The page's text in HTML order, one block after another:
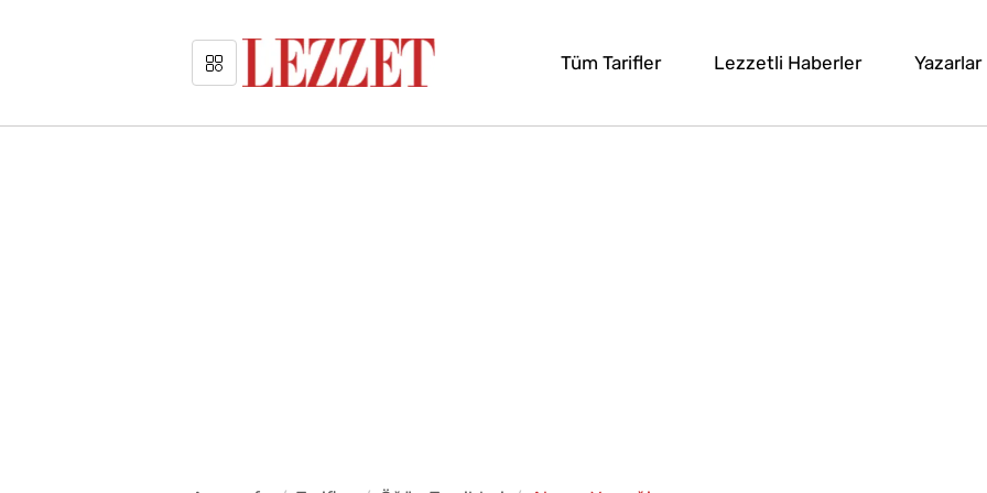
Tüm Tarifler Lezzetli Haberler Yazarlar